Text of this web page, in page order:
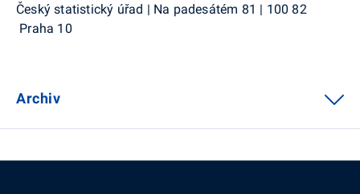
Český statistický úřad | Na padesátém 81 | 100 82
Praha 10
Archiv